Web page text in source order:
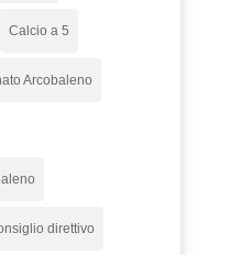
Calcio a 5
Arcobaleno
direttivo